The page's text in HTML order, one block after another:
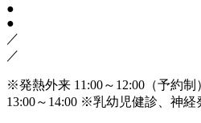
●
●
／
／
※発熱外来 11:00～12:00（予約制
13:00～14:00 ※乳幼児健診、神経